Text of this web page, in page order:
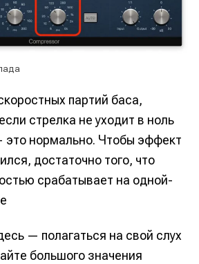
партий баса,
стрелка не уходит в ноль
это нормально. Чтобы эффект
достаточно того, что
срабатывает на одной-
— полагаться на свой слух
большого значения